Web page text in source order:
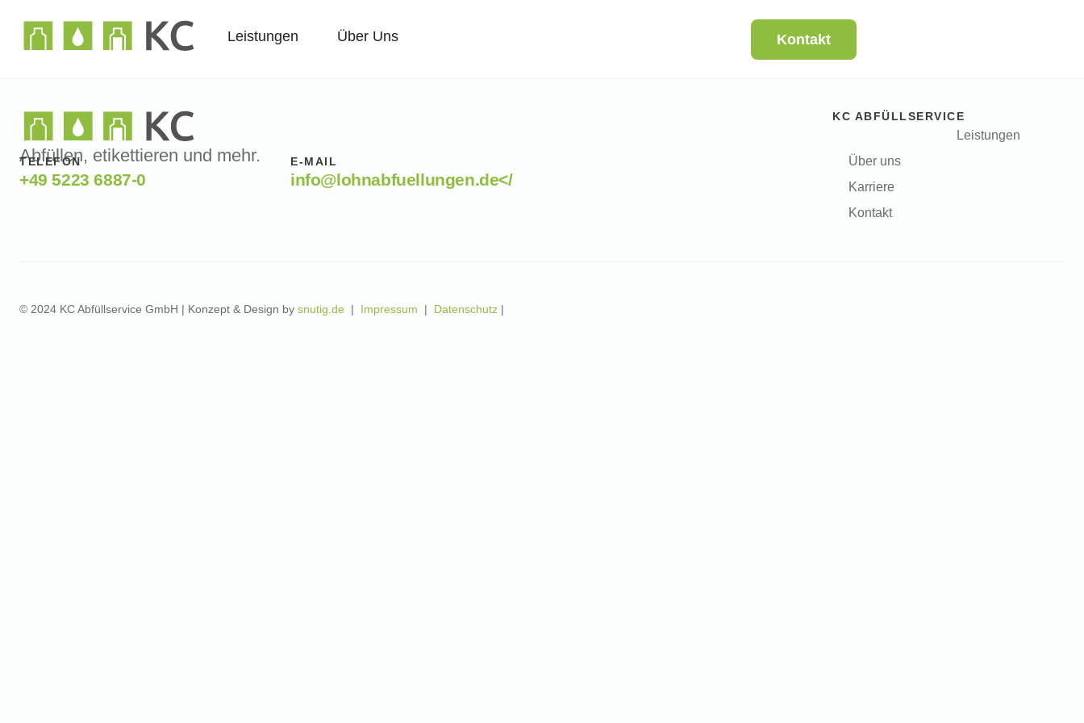
Leistungen Über Uns Kontakt
Abfüllen, etikettieren und mehr.
TELEFON
+49 5223 6887-0
E-MAIL
info@lohnabfuellungen.de</
KC ABFÜLLSERVICE
Leistungen
Über uns
Karriere
Kontakt
© 2024 KC Abfüllservice GmbH | Konzept & Design by snutig.de | Impressum | Datenschutz |